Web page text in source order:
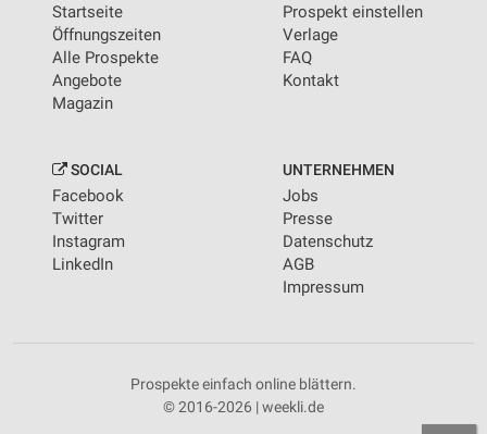
Startseite
Öffnungszeiten
Alle Prospekte
Angebote
Magazin
Prospekt einstellen
Verlage
FAQ
Kontakt
SOCIAL
Facebook
Twitter
Instagram
LinkedIn
UNTERNEHMEN
Jobs
Presse
Datenschutz
AGB
Impressum
Prospekte einfach online blättern.
© 2016-2026 | weekli.de